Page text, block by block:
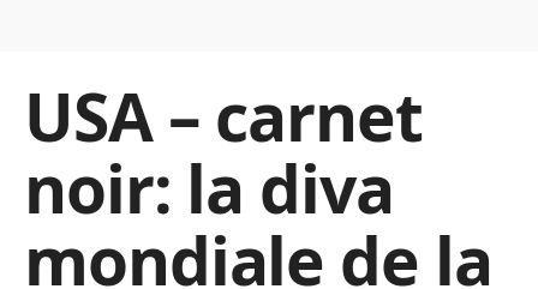
USA – carnet
noir: la diva
mondiale de la